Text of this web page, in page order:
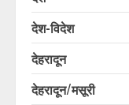
देश-विदेश
देहरादून
देहरादून/मसूरी